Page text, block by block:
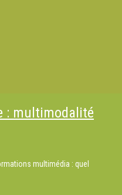
: multimodalité
multimédia : quel